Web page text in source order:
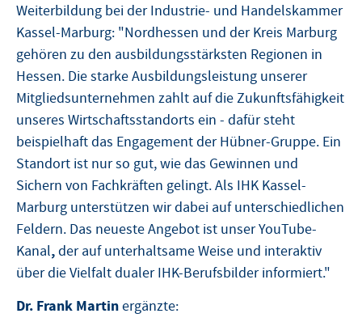
Weiterbildung bei der Industrie- und Handelskammer
Kassel-Marburg: "Nordhessen und der Kreis Marburg
gehören zu den ausbildungsstärksten Regionen in
Hessen. Die starke Ausbildungsleistung unserer
Mitgliedsunternehmen zahlt auf die Zukunftsfähigkeit
unseres Wirtschaftsstandorts ein - dafür steht
beispielhaft das Engagement der Hübner-Gruppe. Ein
Standort ist nur so gut, wie das Gewinnen und
Sichern von Fachkräften gelingt. Als IHK Kassel-
Marburg unterstützen wir dabei auf unterschiedlichen
Feldern. Das neueste Angebot ist unser YouTube-
Kanal,der auf unterhaltsame Weise und interaktiv
über die Vielfalt dualer IHK-Berufsbilder informiert."
Dr. Frank Martinergänzte: